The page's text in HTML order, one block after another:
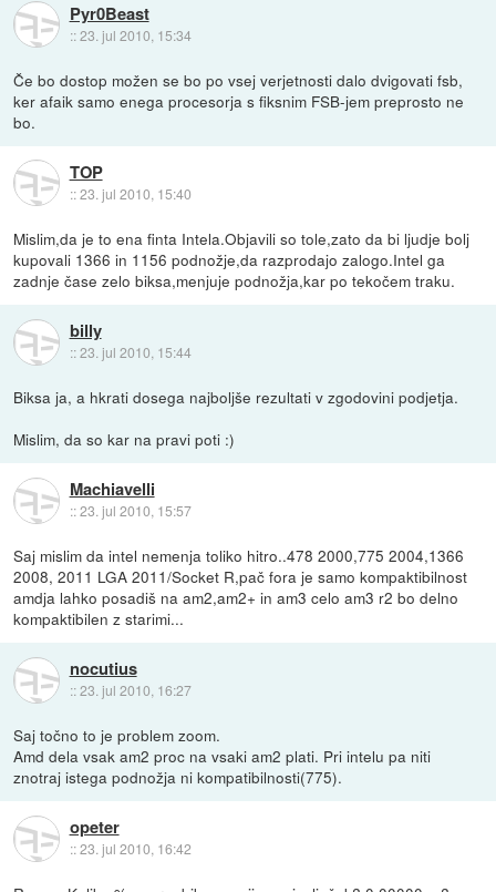
Pyr0Beast
::23. jul 2010, 15:34
Če bo dostop možen se bo po vsej verjetnosti dalo dvigovati fsb,
ker afaik samo enega procesorja s fiksnim FSB-jem preprosto ne
bo.
TOP
::23. jul 2010, 15:40
Mislim,da je to ena finta Intela.Objavili so tole,zato da bi ljudje bolj
kupovali 1366 in 1156 podnožje,da razprodajo zalogo.Intel ga
zadnje čase zelo biksa,menjuje podnožja,kar po tekočem traku.
billy
::23. jul 2010, 15:44
Biksa ja, a hkrati dosega najboljše rezultati v zgodovini podjetja.
Mislim, da so kar na pravi poti :)
Machiavelli
::23. jul 2010, 15:57
Saj mislim da intel nemenja toliko hitro..478 2000,775 2004,1366
2008, 2011 LGA 2011/Socket R,pač fora je samo kompaktibilnost
amdja lahko posadiš na am2,am2+ in am3 celo am3 r2 bo delno
kompaktibilen z starimi...
nocutius
::23. jul 2010, 16:27
Saj točno to je problem zoom.
Amd dela vsak am2 proc na vsaki am2 plati. Pri intelu pa niti
znotraj istega podnožja ni kompatibilnosti(775).
opeter
::23. jul 2010, 16:42